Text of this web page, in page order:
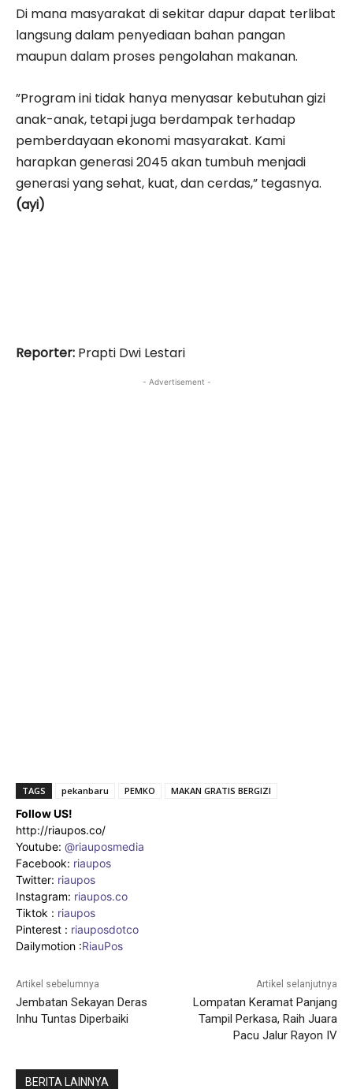
Di mana masyarakat di sekitar dapur dapat terlibat
langsung dalam penyediaan bahan pangan
maupun dalam proses pengolahan makanan.
”Program ini tidak hanya menyasar kebutuhan gizi
anak-anak, tetapi juga berdampak terhadap
pemberdayaan ekonomi masyarakat. Kami
harapkan generasi 2045 akan tumbuh menjadi
generasi yang sehat, kuat, dan cerdas,” tegasnya.
(ayi)
Reporter: Prapti Dwi Lestari
- Advertisement -
TAGS pekanbaru PEMKO MAKAN GRATIS BERGIZI
Follow US!
http://riaupos.co/
Youtube: @riauposmedia
Facebook: riaupos
Twitter: riaupos
Instagram: riaupos.co
Tiktok : riaupos
Pinterest : riauposdotco
Dailymotion :RiauPos
Artikel sebelumnya
Jembatan Sekayan Deras
Inhu Tuntas Diperbaiki
Artikel selanjutnya
Lompatan Keramat Panjang
Tampil Perkasa, Raih Juara
Pacu Jalur Rayon IV
BERITA LAINNYA